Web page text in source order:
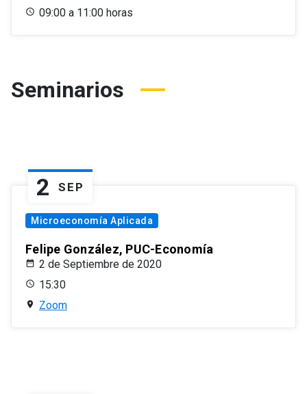
09:00 a 11:00 horas
Seminarios
2 SEP
Microeconomía Aplicada
Felipe González, PUC-Economía
2 de Septiembre de 2020
15:30
Zoom